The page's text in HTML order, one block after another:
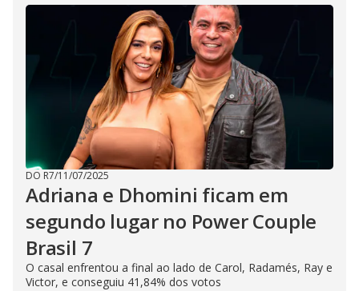
DO R7/11/07/2025
Adriana e Dhomini ficam em
segundo lugar no Power Couple
Brasil 7
O casal enfrentou a final ao lado de Carol, Radamés, Ray e
Victor, e conseguiu 41,84% dos votos